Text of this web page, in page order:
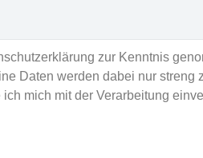
zur Kenntnis
Daten werden dabei nur
mich mit der Verarbeitung